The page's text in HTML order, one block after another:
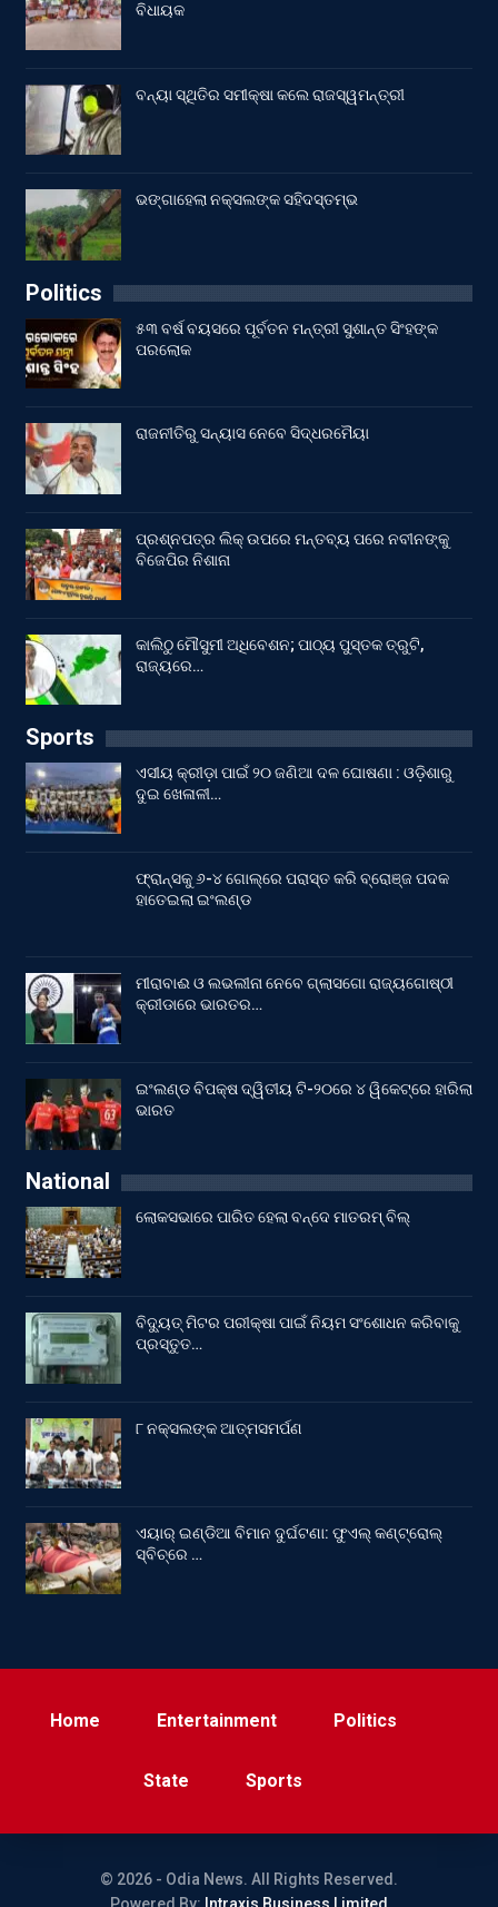
ବିଧାୟକ
ବନ୍ୟା ସ୍ଥିତିର ସମୀକ୍ଷା କଲେ ରାଜସ୍ୱମନ୍ତ୍ରୀ
ଭଙ୍ଗାହେଲା ନକ୍ସଲଙ୍କ ସହିଦସ୍ତମ୍ଭ
Politics
୫୩ ବର୍ଷ ବୟସରେ ପୂର୍ବତନ ମନ୍ତ୍ରୀ ସୁଶାନ୍ତ ସିଂହଙ୍କ
ପରଲୋକ
ରାଜନୀତିରୁ ସନ୍ୟାସ ନେବେ ସିଦ୍ଧରମୈୟା
ପ୍ରଶ୍ନପତ୍ର ଲିକ୍ ଉପରେ ମନ୍ତବ୍ୟ ପରେ ନବୀନଙ୍କୁ
ବିଜେପିର ନିଶାନା
କାଲିଠୁ ମୌସୁମୀ ଅଧିବେଶନ; ପାଠ୍ୟ ପୁସ୍ତକ ତ୍ରୁଟି,
ରାଜ୍ୟରେ…
Sports
ଏସୀୟ କ୍ରୀଡ଼ା ପାଇଁ ୨୦ ଜଣିଆ ଦଳ ଘୋଷଣା : ଓଡ଼ିଶାରୁ
ଦୁଇ ଖେଳାଳୀ…
ଫ୍ରାନ୍ସକୁ ୬-୪ ଗୋଲ୍‌ରେ ପରାସ୍ତ କରି ବ୍ରୋଞ୍ଜ ପଦକ
ହାତେଇଲା ଇଂଲଣ୍ଡ
ମୀରାବାଈ ଓ ଲଭଲୀନା ନେବେ ଗ୍ଲାସଗୋ ରାଜ୍ୟଗୋଷ୍ଠୀ
କ୍ରୀଡାରେ ଭାରତର…
ଇଂଲଣ୍ଡ ବିପକ୍ଷ ଦ୍ୱିତୀୟ ଟି-୨୦ରେ ୪ ୱିକେଟ୍‌ରେ ହାରିଲା
ଭାରତ
National
ଲୋକସଭାରେ ପାରିତ ହେଲା ବନ୍ଦେ ମାତରମ୍‌ ବିଲ୍‌
ବିଦ୍ୟୁତ୍ ମିଟର ପରୀକ୍ଷା ପାଇଁ ନିୟମ ସଂଶୋଧନ କରିବାକୁ
ପ୍ରସ୍ତୁତ…
୮ ନକ୍ସଲଙ୍କ ଆତ୍ମସମର୍ପଣ
ଏୟାର୍ ଇଣ୍ଡିଆ ବିମାନ ଦୁର୍ଘଟଣା: ଫୁଏଲ୍‌ କଣ୍ଟ୍ରୋଲ୍‌
ସ୍ବିଚ୍‌ରେ …
Home Entertainment Politics
State Sports
© 2026 - Odia News. All Rights Reserved.